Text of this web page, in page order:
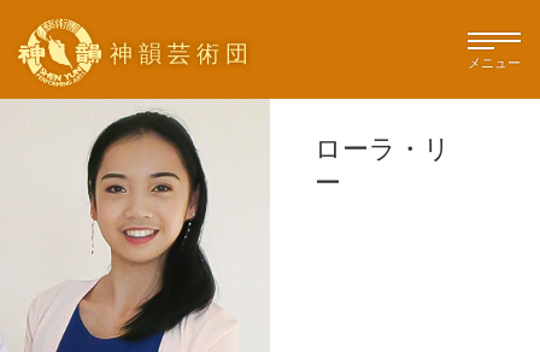
神韻芸術団 メニュー
ローラ・リ
ー